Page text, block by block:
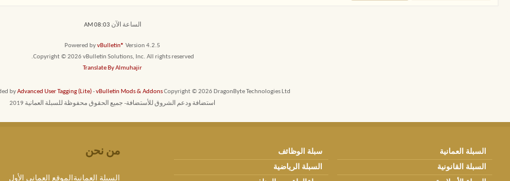
الساعة الآن 08:03 AM
Powered byvBulletin® Version 4.2.5
Copyright © 2026 vBulletin Solutions, Inc. All rights reserved.
Translate By Almuhajir
byAdvanced User Tagging (Lite)-vBulletin Mods & AddonsCopyright © 2026 DragonByte Technologies Ltd.
استضافة ودعم الشروق للأستضافة- جميع الحقوق محفوظة للسبلة العمانية 2019
السبلة العمانية
سبلة الوظائف
السبلة القانونية
السبلة الرياضية
من نحن
السبلة العمانيةالموقع العماني الأول